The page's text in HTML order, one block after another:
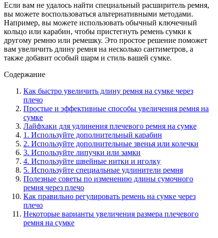
Если вам не удалось найти специальный расширитель ремня,
вы можете воспользоваться альтернативными методами.
Например, вы можете использовать обычный ключечный
кольцо или карабин, чтобы пристегнуть ремень сумки к
другому ремню или ремешку. Это простое решение поможет
вам увеличить длину ремня на несколько сантиметров, а
также добавит особый шарм и стиль вашей сумке.
Содержание
Как быстро увеличить длину ремня на сумке через
плечо
Простые и эффективные способы увеличения ремня на
сумке
Лайфхаки для удлинения плечевого ремня на сумке
1. Используйте дополнительный карабин
2. Используйте дополнительные звенья или колечки
3. Используйте липучки или замки
4. Используйте швейные нитки и иголку
5. Используйте специальные удлинители ремня
Полезные советы по изменению длины сумочного
ремня через плечо
Как правильно регулировать ремень на сумке через
плечо
Некоторые варианты увеличения размера плечевого
ремня на сумке